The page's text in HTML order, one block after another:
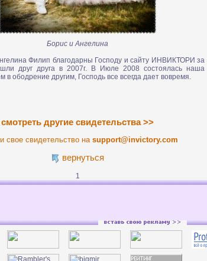
Борис и Ангелина
Филип благодарны Господу и сайту ИНВИКТОРИ за
друг друга в 2007г. В Июле 2008 состоялась наша
в ободрение другим, Господь все всегда дает вовремя.
смотреть другие свидетельства >>
свое свидетельство на support@invictory.com
вернуться
1